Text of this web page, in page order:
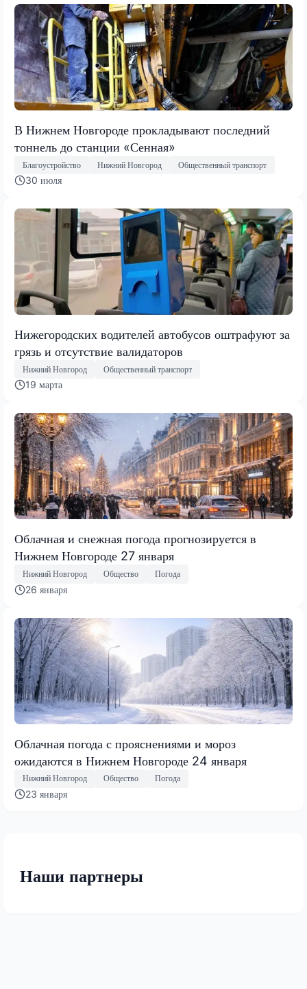
В Нижнем Новгороде прокладывают последний
тоннель до станции «Сенная»
Благоустройство Нижний Новгород Общественный транспорт
30 июля
Нижегородских водителей автобусов оштрафуют за
грязь и отсутствие валидаторов
Нижний Новгород Общественный транспорт
19 марта
Облачная и снежная погода прогнозируется в
Нижнем Новгороде 27 января
Нижний Новгород Общество Погода
26 января
Облачная погода с прояснениями и мороз
ожидаются в Нижнем Новгороде 24 января
Нижний Новгород Общество Погода
23 января
Наши партнеры